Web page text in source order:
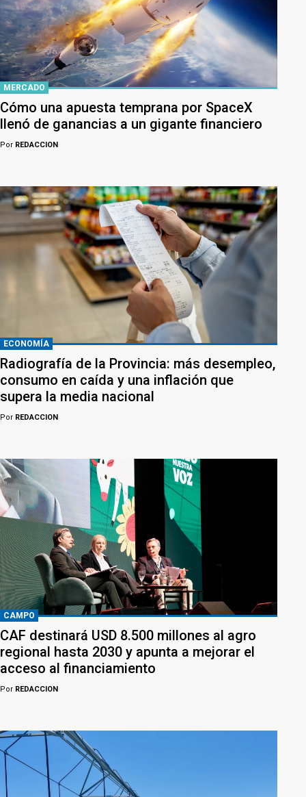
MERCADO
Cómo una apuesta temprana por SpaceX
llenó de ganancias a un gigante financiero
Por REDACCION
ECONOMÍA
Radiografía de la Provincia: más desempleo,
consumo en caída y una inflación que
supera la media nacional
Por REDACCION
CAMPO
CAF destinará USD 8.500 millones al agro
regional hasta 2030 y apunta a mejorar el
acceso al financiamiento
Por REDACCION